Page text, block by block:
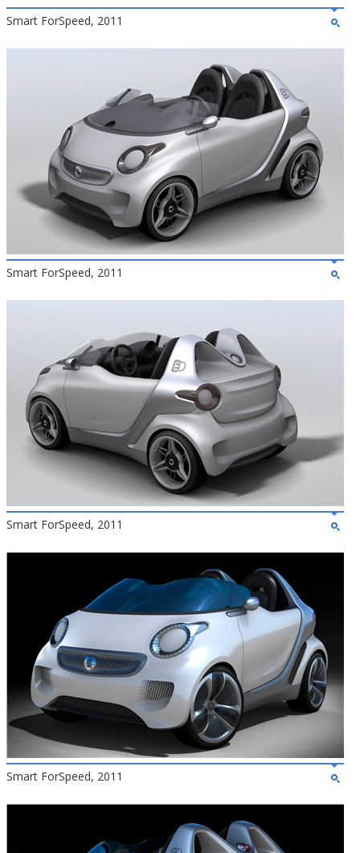
Smart ForSpeed, 2011
Smart ForSpeed, 2011
Smart ForSpeed, 2011
Smart ForSpeed, 2011